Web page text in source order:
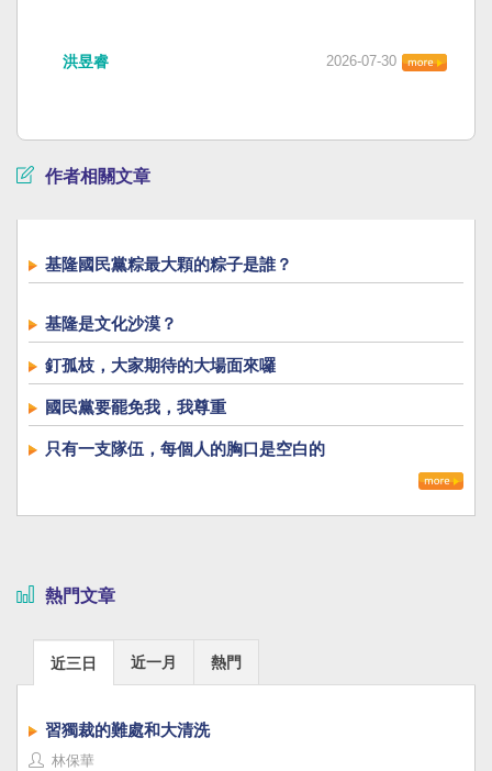
洪昱睿 2026-07-30
作者相關文章
基隆國民黨粽最大顆的粽子是誰？
基隆是文化沙漠？
釘孤枝，大家期待的大場面來囉
國民黨要罷免我，我尊重
只有一支隊伍，每個人的胸口是空白的
熱門文章
近三日 近一月 熱門
習獨裁的難處和大清洗
林保華